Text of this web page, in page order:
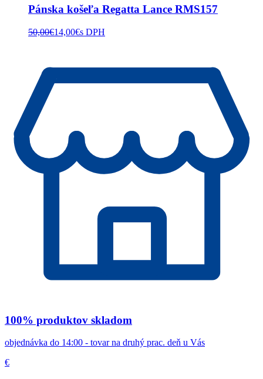
Pánska košeľa Regatta Lance RMS157
50,00€14,00€s DPH
100% produktov skladom
objednávka do 14:00 - tovar na druhý prac. deň u Vás
€